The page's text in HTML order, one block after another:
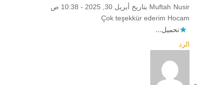
Muftah Nusir بتاريخ أبريل 30, 2025 - 10:38 ص
Çok teşekkür ederim Hocam
تحميل...
الرد